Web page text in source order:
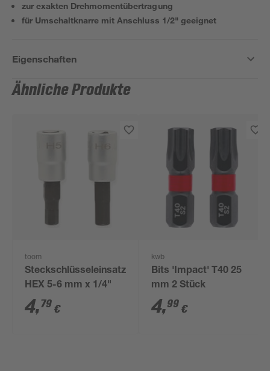
zur exakten Drehmomentübertragung
für Umschaltknarre mit Anschluss 1/2" geeignet
Eigenschaften
Ähnliche Produkte
toom
Steckschlüsseleinsatz
HEX 5-6 mm x 1/4"
4,79 €
kwb
Bits 'Impact' T40 25
mm 2 Stück
4,99 €